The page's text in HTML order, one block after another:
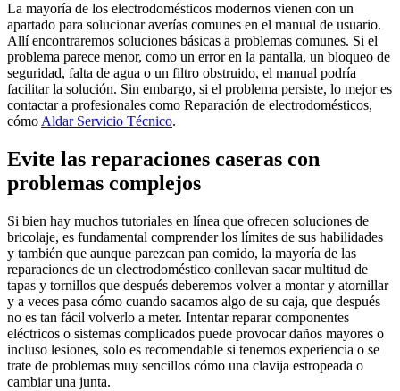
La mayoría de los electrodomésticos modernos vienen con un
apartado para solucionar averías comunes en el manual de usuario.
Allí encontraremos soluciones básicas a problemas comunes. Si el
problema parece menor, como un error en la pantalla, un bloqueo de
seguridad, falta de agua o un filtro obstruido, el manual podría
facilitar la solución. Sin embargo, si el problema persiste, lo mejor es
contactar a profesionales como Reparación de electrodomésticos,
cómo Aldar Servicio Técnico.
Evite las reparaciones caseras con
problemas complejos
Si bien hay muchos tutoriales en línea que ofrecen soluciones de
bricolaje, es fundamental comprender los límites de sus habilidades
y también que aunque parezcan pan comido, la mayoría de las
reparaciones de un electrodoméstico conllevan sacar multitud de
tapas y tornillos que después deberemos volver a montar y atornillar
y a veces pasa cómo cuando sacamos algo de su caja, que después
no es tan fácil volverlo a meter. Intentar reparar componentes
eléctricos o sistemas complicados puede provocar daños mayores o
incluso lesiones, solo es recomendable si tenemos experiencia o se
trate de problemas muy sencillos cómo una clavija estropeada o
cambiar una junta.